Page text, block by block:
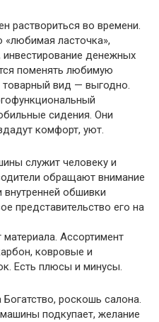
раствориться во времени.
ласточка»,
денежных
поменять любимую
товарный вид — выгодно.
сидения. Они
комфорт, уют.
служит человеку и
обращают внимание
внутренней обшивки
представительство его на
Ассортимент
ковровые и
Есть плюсы и минусы.
роскошь салона.
подкупает, желание